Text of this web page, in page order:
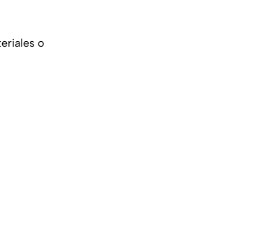
o